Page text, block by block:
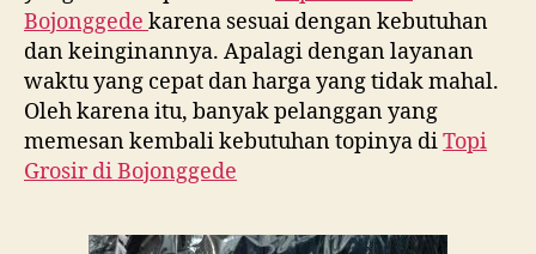
Bojonggede karena sesuai dengan kebutuhan
dan keinginannya. Apalagi dengan layanan
waktu yang cepat dan harga yang tidak mahal.
Oleh karena itu, banyak pelanggan yang
memesan kembali kebutuhan topinya diTopi
Grosir diBojonggede